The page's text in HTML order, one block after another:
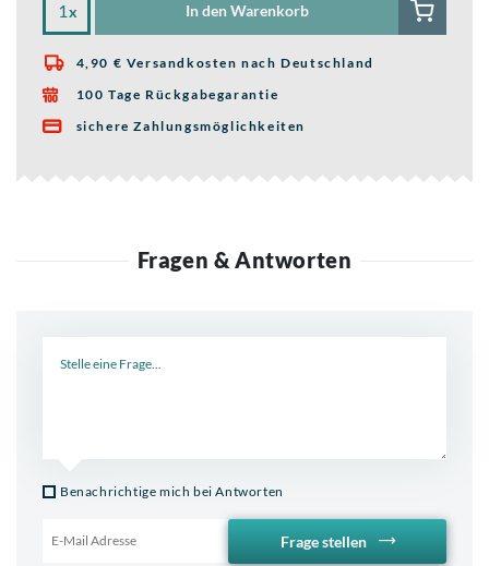
x In den Warenkorb
 4,90 € Versandkosten nach Deutschland
 100 Tage Rückgabegarantie
 sichere Zahlungsmöglichkeiten
Fragen & Antworten
Benachrichtige mich bei Antworten
Frage stellen